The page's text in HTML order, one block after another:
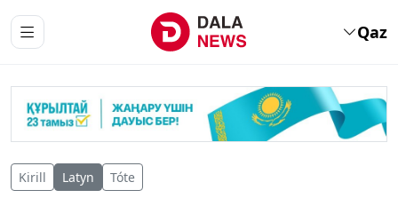
Qaz
Kirill Latyn Tóte